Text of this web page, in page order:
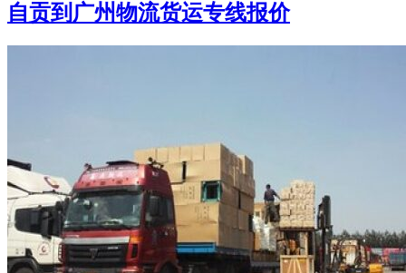
自贡到广州物流货运专线报价